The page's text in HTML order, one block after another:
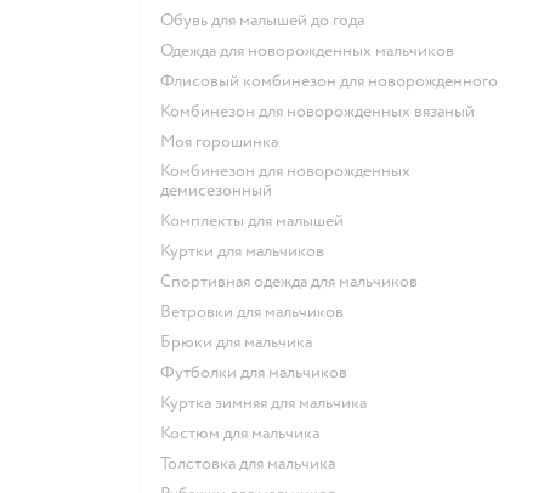
Обувь для малышей до года
Одежда для новорожденных мальчиков
Флисовый комбинезон для новорожденного
Комбинезон для новорожденных вязаный
Моя горошинка
Комбинезон для новорожденных
демисезонный
Комплекты для малышей
Куртки для мальчиков
Спортивная одежда для мальчиков
Ветровки для мальчиков
Брюки для мальчика
Футболки для мальчиков
Куртка зимняя для мальчика
Костюм для мальчика
Толстовка для мальчика